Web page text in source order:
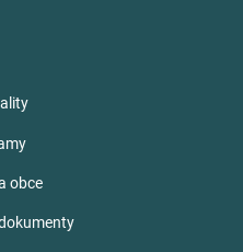
obce